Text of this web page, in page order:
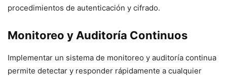
procedimientos de autenticación y cifrado.
Monitoreo y Auditoría Continuos
Implementar un sistema de monitoreo y auditoría continua
permite detectar y responder rápidamente a cualquier